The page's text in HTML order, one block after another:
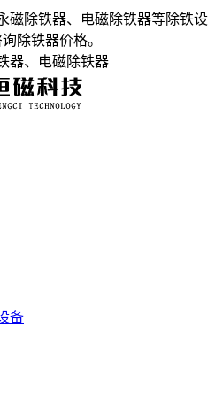
磁除铁器、电磁除铁器等除铁设
除铁器价格。
器、电磁除铁器
备